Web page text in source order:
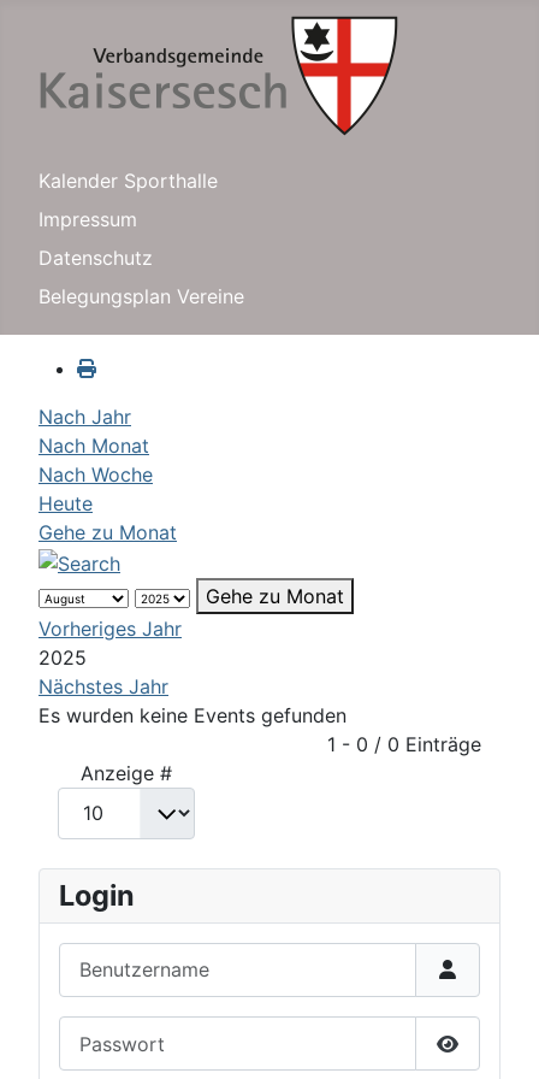
Kalender Sporthalle
Impressum
Datenschutz
Belegungsplan Vereine
Nach Jahr
Nach Monat
Nach Woche
Heute
Gehe zu Monat
Gehe zu Monat
Vorheriges Jahr
2025
Nächstes Jahr
Es wurden keine Events gefunden
1 - 0 / 0 Einträge
Anzeige #
Login
Passwort